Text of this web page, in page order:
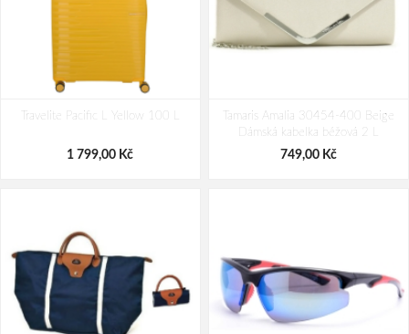
modrá Modrá 1 l
water stop
239,00 Kč
Travelite Pacific L Yellow 100 L
1 799,00 Kč
Tamaris Amalia 30454-400 Beige
Dámská kabelka béžová 2 L
749,00 Kč